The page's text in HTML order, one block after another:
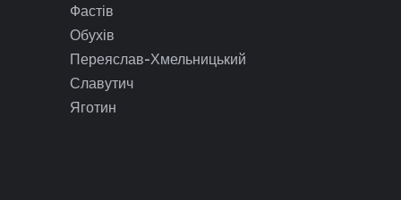
Фастів
Обухів
Переяслав-Хмельницький
Славутич
Яготин